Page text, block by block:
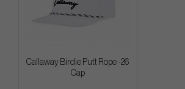
Callaway Birdie Putt Rope -26
Cap